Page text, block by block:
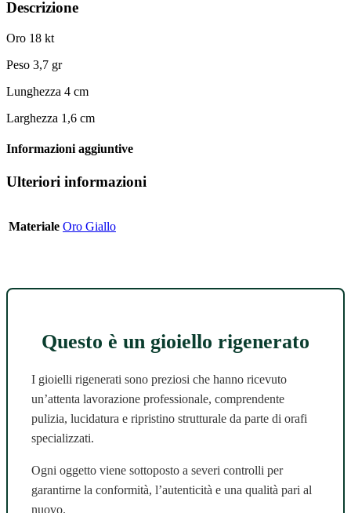
Descrizione
Oro 18 kt
Peso 3,7 gr
Lunghezza 4 cm
Larghezza 1,6 cm
Informazioni aggiuntive
Ulteriori informazioni
Materiale Oro Giallo
Questo è un gioiello rigenerato
I gioielli rigenerati sono preziosi che hanno ricevuto
un’attenta lavorazione professionale, comprendente
pulizia, lucidatura e ripristino strutturale da parte di orafi
specializzati.
Ogni oggetto viene sottoposto a severi controlli per
garantirne la conformità, l’autenticità e una qualità pari al
nuovo.